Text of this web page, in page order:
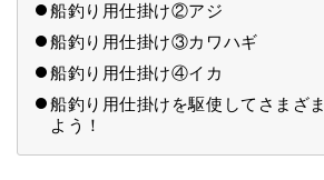
船釣り用仕掛け②アジ
船釣り用仕掛け③カワハギ
船釣り用仕掛け④イカ
船釣り用仕掛けを駆使してさまざ
よう！